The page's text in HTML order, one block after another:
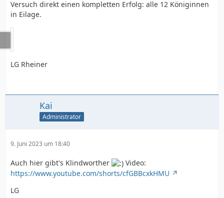
Versuch direkt einen kompletten Erfolg: alle 12 Königinnen
in Eilage.
LG Rheiner
Kai
Administrator
9. Juni 2023 um 18:40
Auch hier gibt's Klindworther
Video:
https://www.youtube.com/shorts/cfGBBcxkHMU
LG